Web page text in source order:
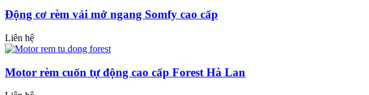
Động cơ rèm vải mở ngang Somfy cao cấp
Liên hệ
Motor rèm cuốn tự động cao cấp Forest Hà Lan